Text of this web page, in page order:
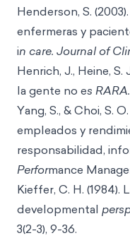
Henderson, S.
enfermeras y
in care. Journal of
Henrich, J., Heine, S.
la gente no es
Yang, S., & Choi, S.
empleados y
responsabilidad,
Performance
Kieffer, C. H. (1984).
developmental
3(2-3), 9-36.